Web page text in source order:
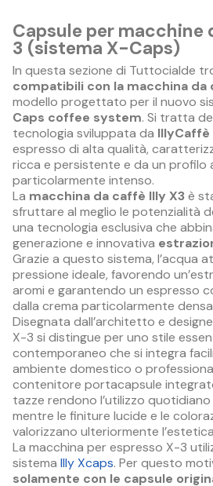
Capsule per macchine
3 (sistema X-Caps)
In questa sezione di Tuttocialde
compatibili con la macchina da
modello progettato per il nuovo
Caps coffee system. Si tratta
tecnologia sviluppata da IllyCaffè
espresso di alta qualità,
ricca e persistente e da un profilo
particolarmente intenso.
La macchina da caffè Illy X3 è
sfruttare al meglio le potenzialità
una tecnologia esclusiva che
generazione e innovativa
Grazie a questo sistema, l’acqua
pressione ideale, favorendo
aromi e garantendo un espresso
dalla crema particolarmente
Disegnata dall’architetto e
X-3 si distingue per uno stile
contemporaneo che si integra
ambiente domestico o
contenitore portacapsule
tazze rendono l’utilizzo
mentre le finiture lucide e le
valorizzano ulteriormente
La macchina per espresso X-3
sistema Illy Xcaps. Per questo
solamente con le capsule